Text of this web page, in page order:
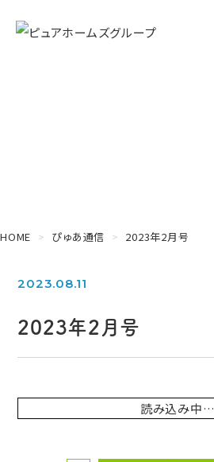
HOME ぴゅあ通信 2023年2月号
2023.08.11
2023年2月号
読み込み中…